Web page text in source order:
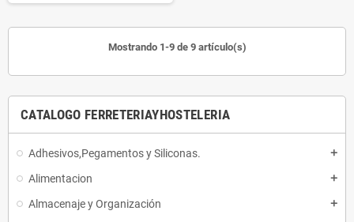
CATALOGO FERRETERIAYHOSTELERIA
Adhesivos,Pegamentos y Siliconas. add
Alimentacion add
Almacenaje y Organización add
Mostrando 1-9 de 9 artículo(s)